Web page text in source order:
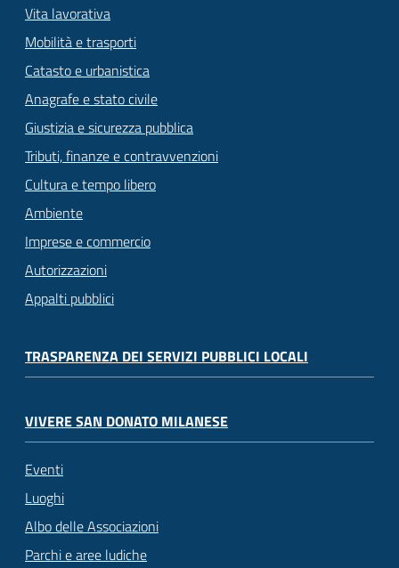
Vita lavorativa
Mobilità e trasporti
Catasto e urbanistica
Anagrafe e stato civile
Giustizia e sicurezza pubblica
Tributi, finanze e contravvenzioni
Cultura e tempo libero
Ambiente
Imprese e commercio
Autorizzazioni
Appalti pubblici
TRASPARENZA DEI SERVIZI PUBBLICI LOCALI
VIVERE SAN DONATO MILANESE
Eventi
Luoghi
Albo delle Associazioni
Parchi e aree ludiche